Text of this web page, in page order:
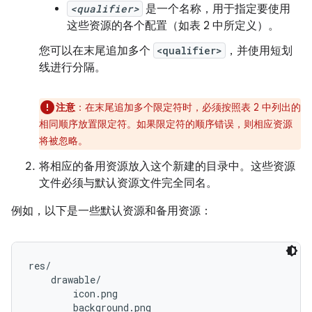
<qualifier> 是一个名称，用于指定要使用
这些资源的各个配置（如表 2 中所定义）。
您可以在末尾追加多个 <qualifier> ， 并使用短划
线进行分隔。
注意 ：在末尾追加多个限定符时，必须按照表 2 中列出的
相同顺序放置限定符。如果限定符的顺序错误，则相应资源
将被忽略。
将相应的备用资源放入这个新建的目录中。这些资源
文件必须与默认资源文件完全同名。
例如，以下是一些默认资源和备用资源：
res/
    drawable/
        icon.png
        background.png